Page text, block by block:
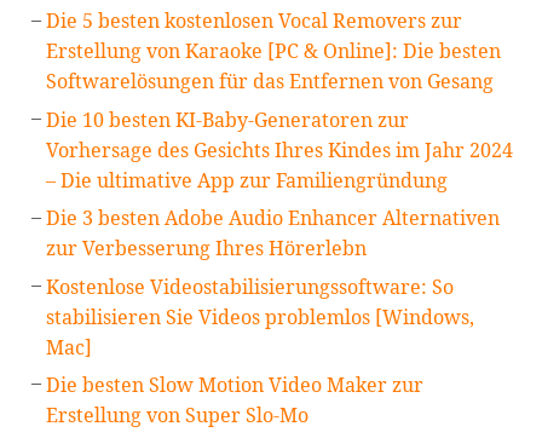
Die 5 besten kostenlosen Vocal Removers zur
Erstellung von Karaoke [PC & Online]: Die besten
Softwarelösungen für das Entfernen von Gesang
Die 10 besten KI-Baby-Generatoren zur
Vorhersage des Gesichts Ihres Kindes im Jahr 2024
– Die ultimative App zur Familiengründung
Die 3 besten Adobe Audio Enhancer Alternativen
zur Verbesserung Ihres Hörerlebn
Kostenlose Videostabilisierungssoftware: So
stabilisieren Sie Videos problemlos [Windows,
Mac]
Die besten Slow Motion Video Maker zur
Erstellung von Super Slo-Mo